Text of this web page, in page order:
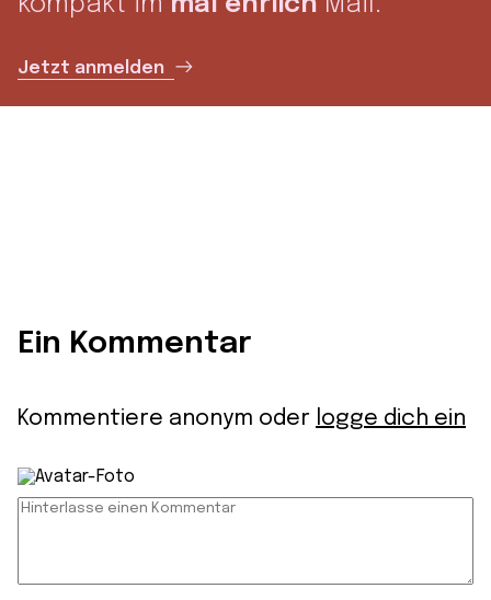
Jetzt anmelden
Ein Kommentar
Kommentiere anonym oder logge dich ein